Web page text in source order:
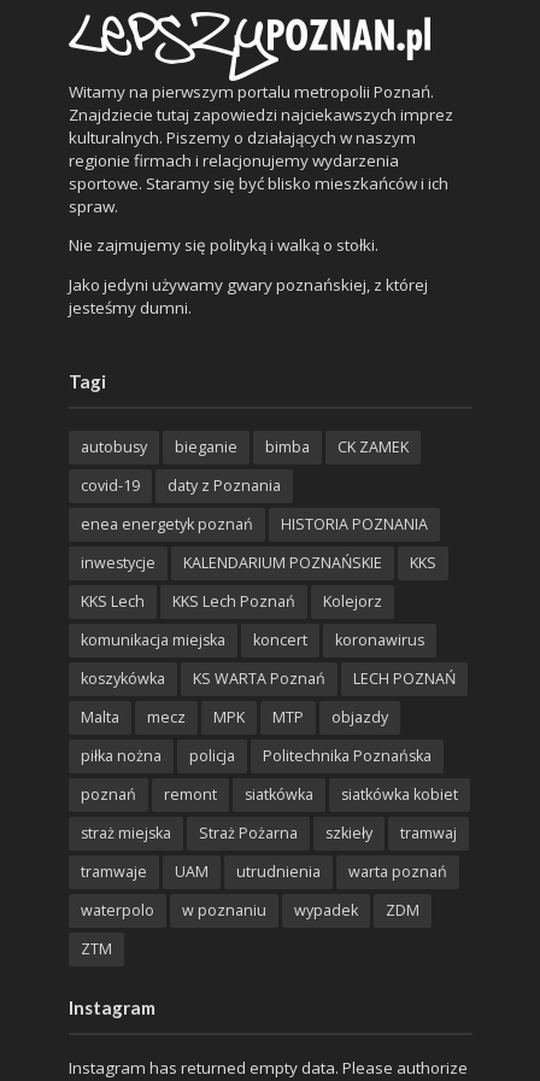
Witamy na pierwszym portalu metropolii Poznań.
Znajdziecie tutaj zapowiedzi najciekawszych imprez
kulturalnych. Piszemy o działających w naszym
regionie firmach i relacjonujemy wydarzenia
sportowe. Staramy się być blisko mieszkańców i ich
spraw.
Nie zajmujemy się polityką i walką o stołki.
Jako jedyni używamy gwary poznańskiej, z której
jesteśmy dumni.
Tagi
autobusy bieganie bimba
CK ZAMEK
covid-19
daty z Poznania
enea energetyk poznań
HISTORIA POZNANIA
inwestycje
KALENDARIUM POZNAŃSKIE
KKS
KKS Lech
KKS Lech Poznań
Kolejorz
komunikacja miejska
koncert
koronawirus
koszykówka
KS WARTA Poznań
LECH POZNAŃ
Malta
mecz MPK MTP
objazdy
piłka nożna
policja
Politechnika Poznańska
poznań
remont siatkówka
siatkówka kobiet
straż miejska
Straż Pożarna szkieły
tramwaj
tramwaje
UAM utrudnienia
warta poznań
waterpolo
w poznaniu wypadek
ZDM
ZTM
Instagram
Instagram has returned empty data. Please authorize